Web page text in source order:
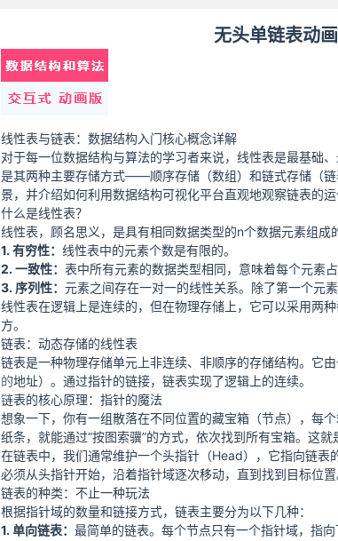
无头单链表动
线性表与链表：数据结构入门核心概念详解
对于每一位数据结构与算法的学习者来说，线性表是最基础
是其两种主要存储方式——顺序存储（数组）和链式存储（
景，并介绍如何利用数据结构可视化平台直观地观察链表的
什么是线性表？
线性表，顾名思义，是具有相同数据类型的n个数据元素组成
1. 有穷性： 线性表中的元素个数是有限的。
2. 一致性： 表中所有元素的数据类型相同，意味着每个元素
3. 序列性： 元素之间存在一对一的线性关系。除了第一个元
线性表在逻辑上是连续的，但在物理存储上，它可以采用两
方。
链表：动态存储的线性表
链表是一种物理存储单元上非连续、非顺序的存储结构。它
的地址）。通过指针的链接，链表实现了逻辑上的连续。
链表的核心原理：指针的魔法
想象一下，你有一组散落在不同位置的藏宝箱（节点），每
纸条，就能通过“按图索骥”的方式，依次找到所有宝箱。这就
在链表中，我们通常维护一个头指针（Head），它指向链表
必须从头指针开始，沿着指针域逐次移动，直到找到目标位
链表的种类：不止一种玩法
根据指针域的数量和链接方式，链表主要分为以下几种：
1. 单向链表： 最简单的链表。每个节点只有一个指针域，指